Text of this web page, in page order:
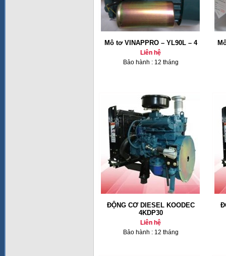
Mô tơ VINAPPRO – YL90L – 4
Liên hệ
Bảo hành : 12 tháng
ĐỘNG CƠ DIESEL KOODEC
4KDP30
Liên hệ
Bảo hành : 12 tháng